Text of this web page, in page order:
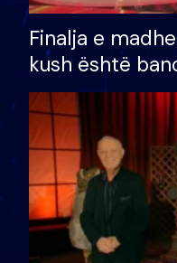
Finalja e
kush është
shtëpinë dhe
të fituar